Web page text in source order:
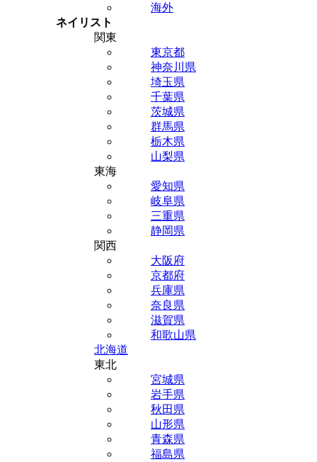
海外
ネイリスト
関東
東京都
神奈川県
埼玉県
千葉県
茨城県
群馬県
栃木県
山梨県
東海
愛知県
岐阜県
三重県
静岡県
関西
大阪府
京都府
兵庫県
奈良県
滋賀県
和歌山県
北海道
東北
宮城県
岩手県
秋田県
山形県
青森県
福島県